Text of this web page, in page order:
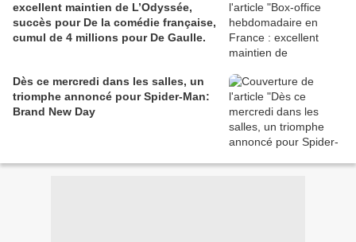
excellent maintien de L’Odyssée,
succès pour De la comédie française,
cumul de 4 millions pour De Gaulle.
Dès ce mercredi dans les salles, un
triomphe annoncé pour Spider-Man:
Brand New Day